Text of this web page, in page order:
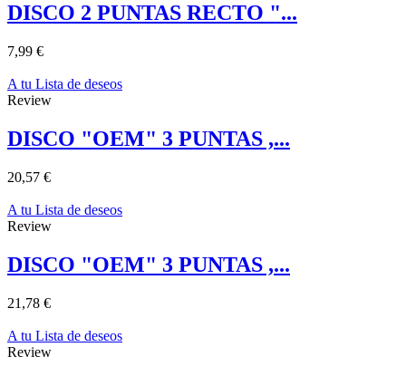
DISCO 2 PUNTAS RECTO "...
7,99 €
A tu Lista de deseos
Review
DISCO "OEM" 3 PUNTAS ,...
20,57 €
A tu Lista de deseos
Review
DISCO "OEM" 3 PUNTAS ,...
21,78 €
A tu Lista de deseos
Review